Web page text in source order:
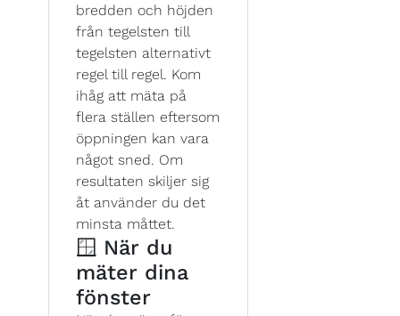
bredden och höjden
från tegelsten till
tegelsten alternativt
regel till regel. Kom
ihåg att mäta på
flera ställen eftersom
öppningen kan vara
något sned. Om
resultaten skiljer sig
åt använder du det
minsta måttet.
🪟 När du
mäter dina
fönster